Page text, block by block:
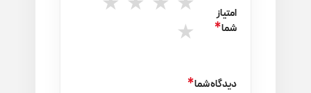
امتیاز
شما*
دیدگاه شما*